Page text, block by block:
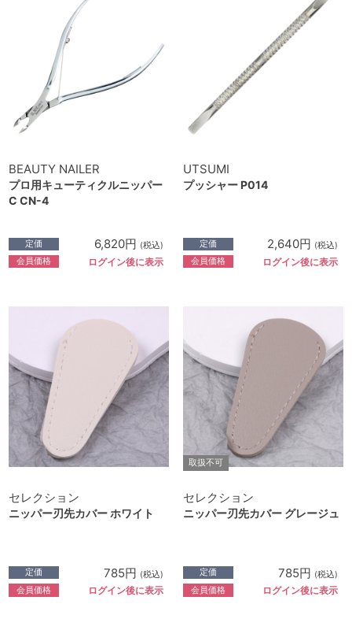
BEAUTY NAILER
プロ用キューティクルニッパー
C CN-4
定価 6,820円 (税込)
会員価格 ログイン後に表示
UTSUMI
プッシャー P014
定価 2,640円 (税込)
会員価格 ログイン後に表示
セレクション
ニッパー刃先カバー ホワイト
定価 785円 (税込)
会員価格 ログイン後に表示
取扱不可
セレクション
ニッパー刃先カバー グレージュ
定価 785円 (税込)
会員価格 ログイン後に表示